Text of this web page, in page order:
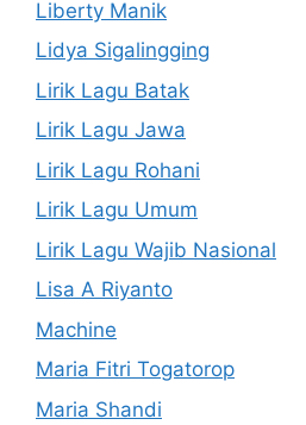
Liberty Manik
Lidya Sigalingging
Lirik Lagu Batak
Lirik Lagu Jawa
Lirik Lagu Rohani
Lirik Lagu Umum
Lirik Lagu Wajib Nasional
Lisa A Riyanto
Machine
Maria Fitri Togatorop
Maria Shandi